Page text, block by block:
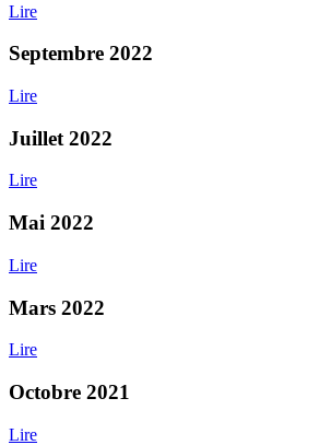
Lire
Septembre 2022
Lire
Juillet 2022
Lire
Mai 2022
Lire
Mars 2022
Lire
Octobre 2021
Lire